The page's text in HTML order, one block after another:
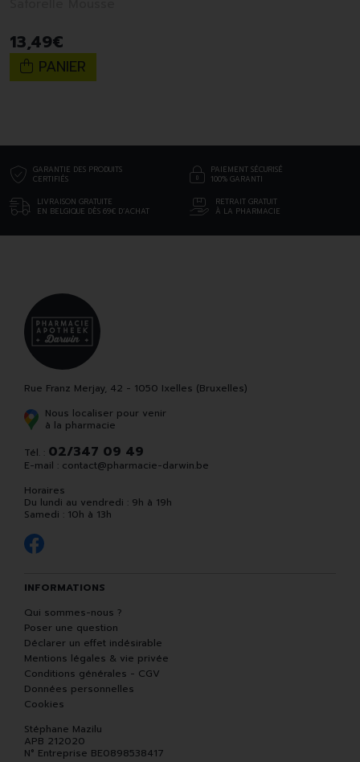
13,49€
PANIER
GARANTIE DES PRODUITS
CERTIFIÉS
PAIEMENT SÉCURISÉ
100% GARANTI
LIVRAISON GRATUITE
EN BELGIQUE DÈS 69€ D’ACHAT
RETRAIT GRATUIT
À LA PHARMACIE
Rue Franz Merjay, 42 - 1050 Ixelles (Bruxelles)
Nous localiser pour venir
à la pharmacie
Tél. : 02/347 09 49
E-mail : contact@pharmacie-darwin.be
Horaires
Du lundi au vendredi : 9h à 19h
Samedi : 10h à 13h
INFORMATIONS
Qui sommes-nous ?
Poser une question
Déclarer un effet indésirable
Mentions légales & vie privée
Conditions générales - CGV
Données personnelles
Cookies
Stéphane Mazilu
APB 212020
N° Entreprise BE0898538417